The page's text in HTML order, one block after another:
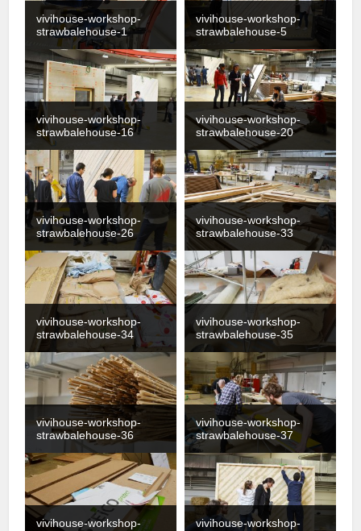
vivihouse-workshop-
strawbalehouse-1
vivihouse-workshop-
strawbalehouse-5
vivihouse-workshop-
strawbalehouse-16
vivihouse-workshop-
strawbalehouse-20
vivihouse-workshop-
strawbalehouse-26
vivihouse-workshop-
strawbalehouse-33
vivihouse-workshop-
strawbalehouse-34
vivihouse-workshop-
strawbalehouse-35
vivihouse-workshop-
strawbalehouse-36
vivihouse-workshop-
strawbalehouse-37
vivihouse-workshop-
vivihouse-workshop-